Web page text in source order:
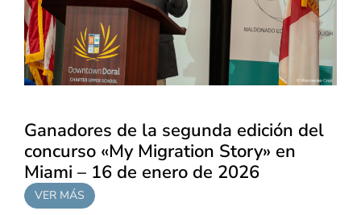
Ganadores de la segunda edición del
concurso «My Migration Story» en
Miami – 16 de enero de 2026
VER MÁS